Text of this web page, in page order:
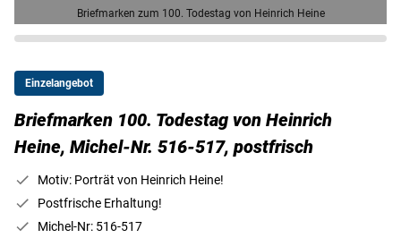
Briefmarken zum 100. Todestag von Heinrich Heine
Einzelangebot
Briefmarken 100. Todestag von Heinrich
Heine, Michel-Nr. 516-517, postfrisch
Motiv: Porträt von Heinrich Heine!
Postfrische Erhaltung!
Michel-Nr: 516-517